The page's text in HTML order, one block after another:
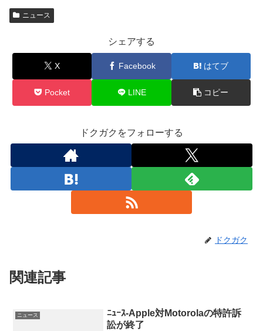
ニュース
シェアする
X Facebook はてブ
Pocket LINE コピー
ドクガクをフォローする
ドクガク
関連記事
ニュース
ﾆｭｰｽ-Apple対Motorolaの特許訴
訟が終了